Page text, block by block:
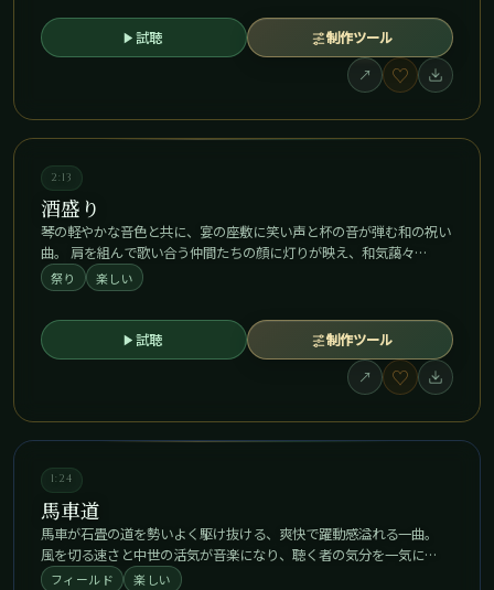
試聴
制作ツール
↗
♡
2:13
酒盛り
琴の軽やかな音色と共に、宴の座敷に笑い声と杯の音が弾む和の祝い
曲。 肩を組んで歌い合う仲間たちの顔に灯りが映え、和気藹々…
祭り 楽しい
試聴
制作ツール
↗
♡
1:24
馬車道
馬車が石畳の道を勢いよく駆け抜ける、爽快で躍動感溢れる一曲。
風を切る速さと中世の活気が音楽になり、聴く者の気分を一気に…
フィールド 楽しい